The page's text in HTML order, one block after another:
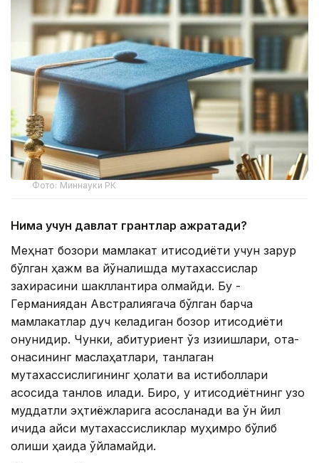
Фото: Миннауки РК
Нима учун давлат грантлар ажратади?
Меҳнат бозори мамлакат иқтисодиёти учун зарур
бўлган ҳажм ва йўналишда мутахассислар
захирасини шакллантира олмайди. Бу -
Германиядан Австралиягача бўлган барча
мамлакатлар дуч келадиган бозор иқтисодиёти
қонунидир. Чунки, абитуриент ўз қизиқишлари, ота-
онасининг маслаҳатлари, танлаган
мутахассислигининг ҳолати ва истиқболлари
асосида танлов қилади. Бироқ, у иқтисодиётнинг узоқ
муддатли эҳтиёжларига асосланади ва ўн йил
ичида қайси мутахассисликлар муҳимроқ бўлиб
қолиши ҳақида ўйламайди.